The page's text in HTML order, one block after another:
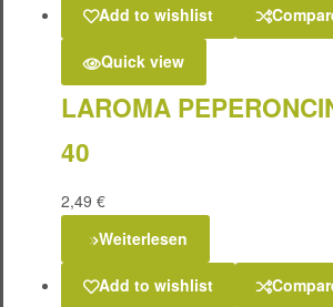
Add to wishlist
Quick view
LAROMA
40
2,49 €
Weiterlesen
Add to wishlist